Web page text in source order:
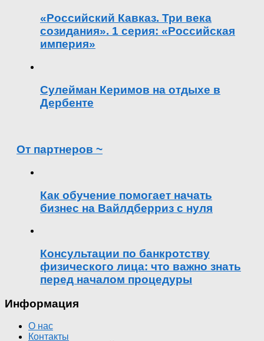
«Российский Кавказ. Три века
созидания». 1 серия: «Российская
империя»
Сулейман Керимов на отдыхе в
Дербенте
От партнеров ~
Как обучение помогает начать
бизнес на Вайлдберриз с нуля
Консультации по банкротству
физического лица: что важно знать
перед началом процедуры
Информация
О нас
Контакты